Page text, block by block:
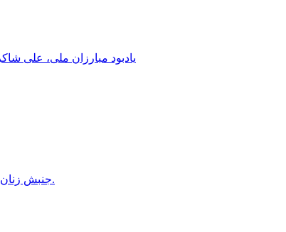
یادبود مبارزان ملی، علی
جنبش زنان ایران در دوران محمدرضاشاه، بخش سوم – سازمان زنان در کنترل مردان! پس از کودتای ۱۳۳۲ دولت کنترل سازمان زنان را بدست گرفت.